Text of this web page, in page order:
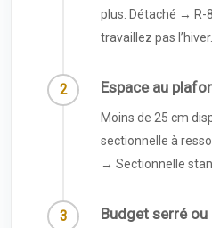
plus. Détaché → R-
travaillez pas l’hiver.
Espace au
Moins de 25 cm
sectionnelle à
→ Sectionnelle
Budget serré